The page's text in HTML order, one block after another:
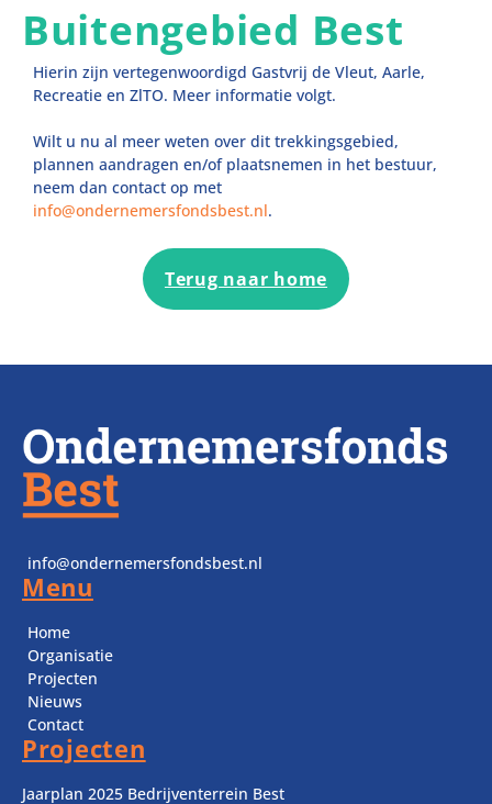
Buitengebied Best
Hierin zijn vertegenwoordigd Gastvrij de Vleut, Aarle,
Recreatie en ZlTO. Meer informatie volgt.
Wilt u nu al meer weten over dit trekkingsgebied,
plannen aandragen en/of plaatsnemen in het bestuur,
neem dan contact op met
info@ondernemersfondsbest.nl.
Terug naar home
info@ondernemersfondsbest.nl
Menu
Home
Organisatie
Projecten
Nieuws
Contact
Projecten
Jaarplan 2025 Bedrijventerrein Best